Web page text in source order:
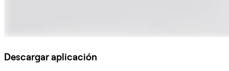
Descargar aplicación